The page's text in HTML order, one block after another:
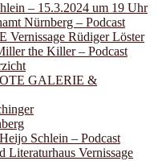
– 15.3.2024 um 19 Uhr
Nürnberg – Podcast
Rüdiger Löster
the Killer – Podcast
GALERIE &
Schlein – Podcast
Vernissage